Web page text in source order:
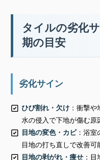
タイルの劣化
期の目安
劣化サイン
ひび割れ・欠け：衝撃や
水の侵入で下地が傷む原
目地の変色・カビ：浴室
目地の打ち直しで改善可
目地の剥がれ・痩せ：目